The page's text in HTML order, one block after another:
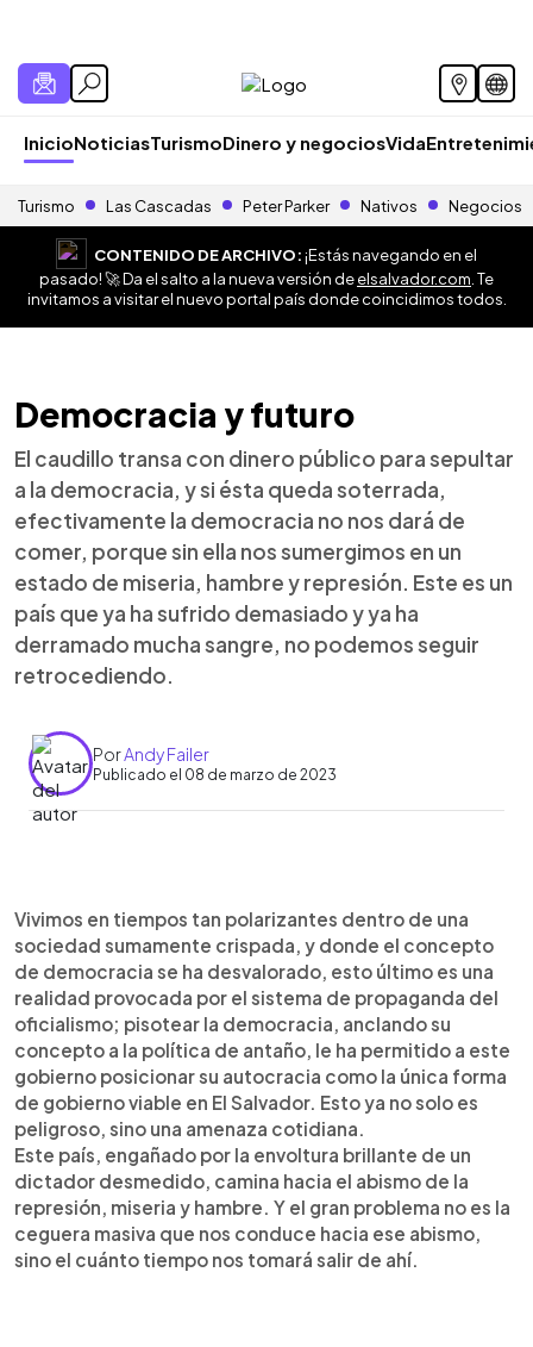
InicioNoticiasTurismoDinero y negociosVida
Turismo Las Cascadas Peter Parker Nativos Negocios
CONTENIDO DE ARCHIVO:¡Estás navegando en el
pasado! 🚀 Da el salto a la nueva versión deelsalvador.com . Te
invitamos a visitar el nuevo portal país donde coincidimos todos.
Democracia y futuro
El caudillo transa con dinero público para sepultar
a la democracia, y si ésta queda soterrada,
efectivamente la democracia no nos dará de
comer, porque sin ella nos sumergimos en un
estado de miseria, hambre y represión. Este es un
país que ya ha sufrido demasiado y ya ha
derramado mucha sangre, no podemos seguir
retrocediendo.
PorAndy Failer
Publicado el 08 de marzo de 2023
Escuchar artículo
Vivimos en tiempos tan polarizantes dentro de una
sociedad sumamente crispada, y donde el concepto
de democracia se ha desvalorado, esto último es una
realidad provocada por el sistema de propaganda del
oficialismo; pisotear la democracia, anclando su
concepto a la política de antaño, le ha permitido a este
gobierno posicionar su autocracia como la única forma
de gobierno viable en El Salvador. Esto ya no solo es
peligroso, sino una amenaza cotidiana.
Este país, engañado por la envoltura brillante de un
dictador desmedido, camina hacia el abismo de la
represión, miseria y hambre. Y el gran problema no es la
ceguera masiva que nos conduce hacia ese abismo,
sino el cuánto tiempo nos tomará salir de ahí.